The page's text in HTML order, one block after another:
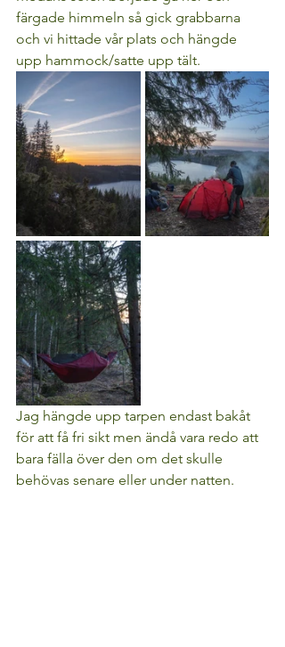
färgade himmeln så gick grabbarna
och vi hittade vår plats och hängde
upp hammock/satte upp tält.
Jag hängde upp tarpen endast bakåt
för att få fri sikt men ändå vara redo att
bara fälla över den om det skulle
behövas senare eller under natten.